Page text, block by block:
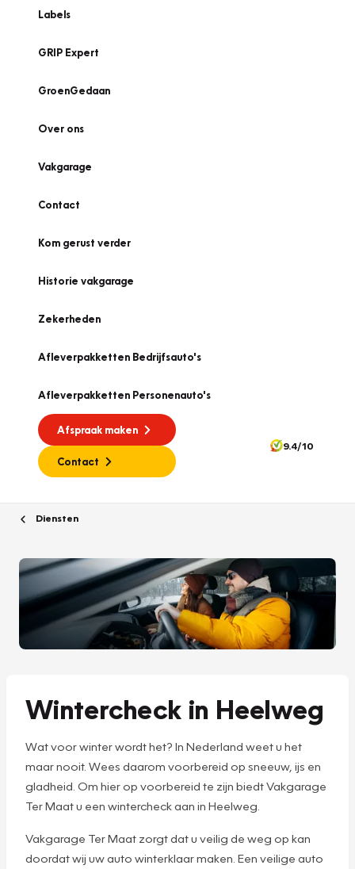
Labels
GRIP Expert
GroenGedaan
Over ons
Vakgarage
Contact
Kom gerust verder
Historie vakgarage
Zekerheden
Afleverpakketten Bedrijfsauto's
Afleverpakketten Personenauto's
Afspraak maken
Contact
9.4/10
Diensten
Wintercheck in Heelweg
Wat voor winter wordt het? In Nederland weet u het
maar nooit. Wees daarom voorbereid op sneeuw, ijs en
gladheid. Om hier op voorbereid te zijn biedt Vakgarage
Ter Maat u een wintercheck aan in Heelweg.
Vakgarage Ter Maat zorgt dat u veilig de weg op kan
doordat wij uw auto winterklaar maken. Een veilige auto